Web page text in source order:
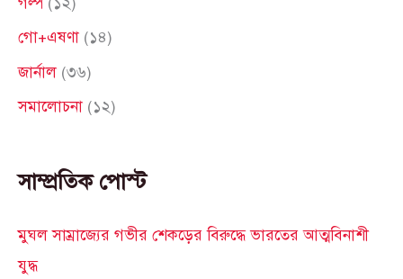
:গো+এষণা (১৪)
জার্নাল (৩৬)
সমালোচনা (১২)
সাম্প্রতিক পোস্ট
মুঘল সাম্রাজ্যের গভীর শেকড়ের বিরুদ্ধে ভারতের আত্মবিনাশী
যুদ্ধ